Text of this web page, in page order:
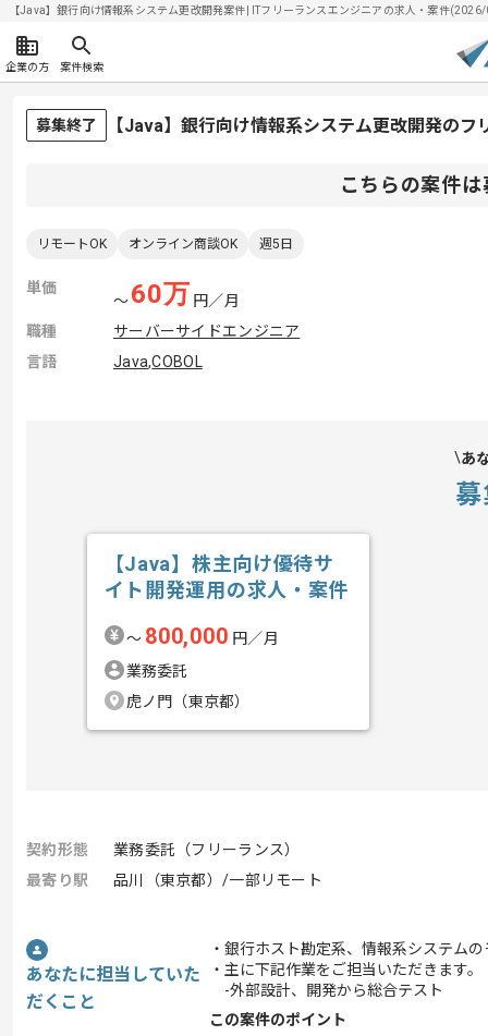
【Java】銀行向け情報系システム更改開発案件| ITフリーランスエンジニアの求人・案件
企業の方 案件検索
募集終了 【Java】銀行向け情報系システム更改開発のフ
こちらの案件
リモートOK オンライン商談OK 週5日
単価
〜60万 円／月
職種
サーバーサイドエンジニア
言語
Java,COBOL
あ
【Java】株主向け優待サ
イト開発運用の求人・案件
〜 800,000 円／月
業務委託
虎ノ門（東京都）
契約形態
業務委託（フリーランス）
最寄り駅
品川（東京都）/一部リモート
あなたに担当していた
だくこと
・銀行ホスト勘定系、情報系システム
・主に下記作業をご担当いただきます。
-外部設計、開発から総合テスト
この案件のポイント